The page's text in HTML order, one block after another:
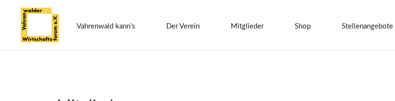
Vahrenwald kann’s Der Verein Mitglieder Shop Stellenangebote